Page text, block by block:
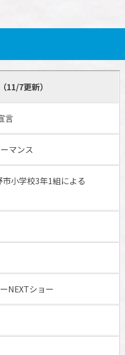
11/7更新）
言
マンス
小学校3年1組による
NEXTショー